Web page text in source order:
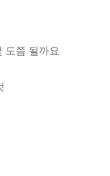
도쯤 될까요